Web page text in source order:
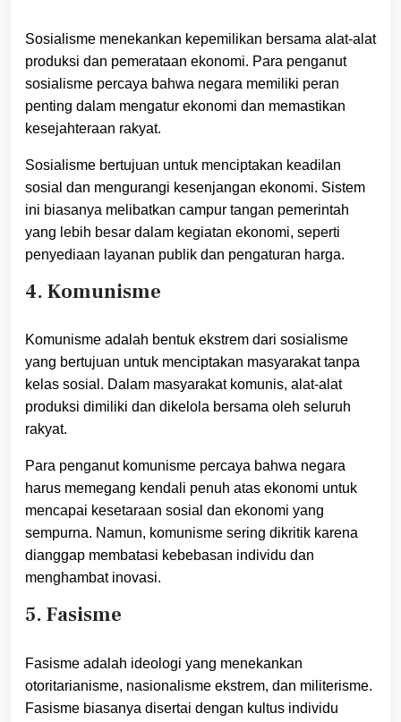
Sosialisme menekankan kepemilikan bersama alat-alat
produksi dan pemerataan ekonomi. Para penganut
sosialisme percaya bahwa negara memiliki peran
penting dalam mengatur ekonomi dan memastikan
kesejahteraan rakyat.
Sosialisme bertujuan untuk menciptakan keadilan
sosial dan mengurangi kesenjangan ekonomi. Sistem
ini biasanya melibatkan campur tangan pemerintah
yang lebih besar dalam kegiatan ekonomi, seperti
penyediaan layanan publik dan pengaturan harga.
4. Komunisme
Komunisme adalah bentuk ekstrem dari sosialisme
yang bertujuan untuk menciptakan masyarakat tanpa
kelas sosial. Dalam masyarakat komunis, alat-alat
produksi dimiliki dan dikelola bersama oleh seluruh
rakyat.
Para penganut komunisme percaya bahwa negara
harus memegang kendali penuh atas ekonomi untuk
mencapai kesetaraan sosial dan ekonomi yang
sempurna. Namun, komunisme sering dikritik karena
dianggap membatasi kebebasan individu dan
menghambat inovasi.
5. Fasisme
Fasisme adalah ideologi yang menekankan
otoritarianisme, nasionalisme ekstrem, dan militerisme.
Fasisme biasanya disertai dengan kultus individu